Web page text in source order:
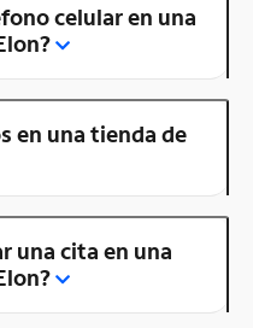
celular en una
en una tienda de
una cita en una